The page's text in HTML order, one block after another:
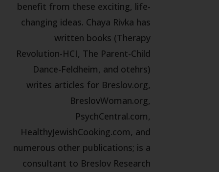
benefit from these exciting, life-
changing ideas. Chaya Rivka has
written books (Therapy
Revolution-HCI, The Parent-Child
Dance-Feldheim, and otehrs)
writes articles for Breslov.org,
BreslovWoman.org,
PsychCentral.com,
HealthyJewishCooking.com, and
numerous other publications; is a
consultant to Breslov Research